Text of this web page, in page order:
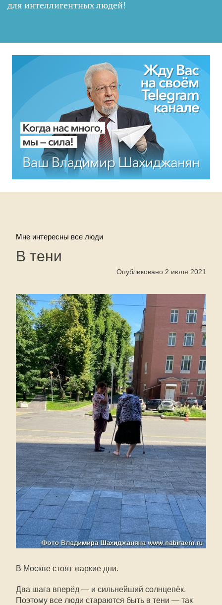
для интеллигентных людей!
Мне интересны все люди
В тени
Опубликовано 2 июля 2021
В Москве стоят жаркие дни.
Два шага вперёд — и сильнейший солнцепёк.
Поэтому все люди стараются быть в тени — так